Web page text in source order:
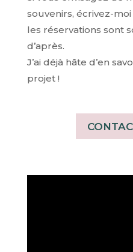
souvenirs, écrivez-moi
les réservations sont
d’après.
J’ai déjà hâte d’en
projet !